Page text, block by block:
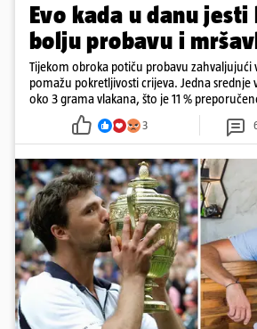
Evo kada u danu jesti
bolju probavu i
Tijekom obroka potiču probavu zahvaljujući
pomažu pokretljivosti crijeva. Jedna srednje
oko 3 grama vlakana, što je 11 %
3